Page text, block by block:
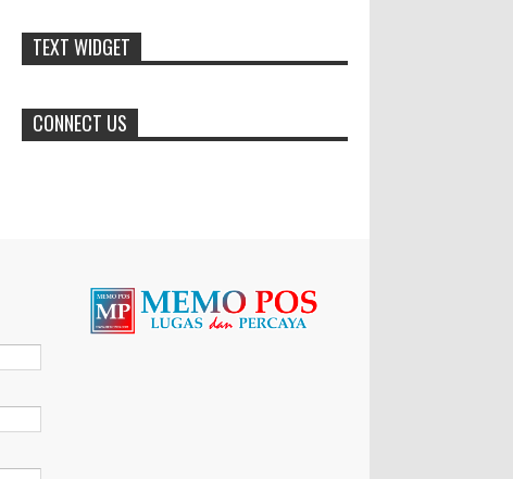
Duta GenRe Blora 2026 Siap
Untuk Menjadi Agen Perubahan
Basyari dari PIK-R Gemilang SMA
Negeri 1 Blora dan Salsabila Hidayatul Kamilah
Istimewa MEMOPOS.co.id,
Magetan -! Kapolres Magetan AKBP Dr. Raden
TEXT WIDGET
CONNECT US